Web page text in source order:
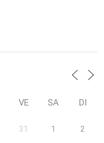
VE SA DI
31 1 2